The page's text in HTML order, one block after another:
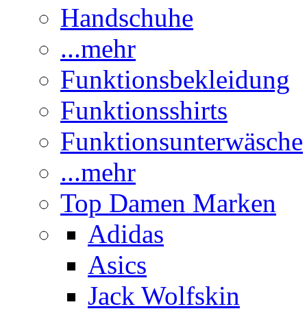
Handschuhe
...mehr
Funktionsbekleidung
Funktionsshirts
Funktionsunterwäsche
...mehr
Top Damen Marken
Adidas
Asics
Jack Wolfskin